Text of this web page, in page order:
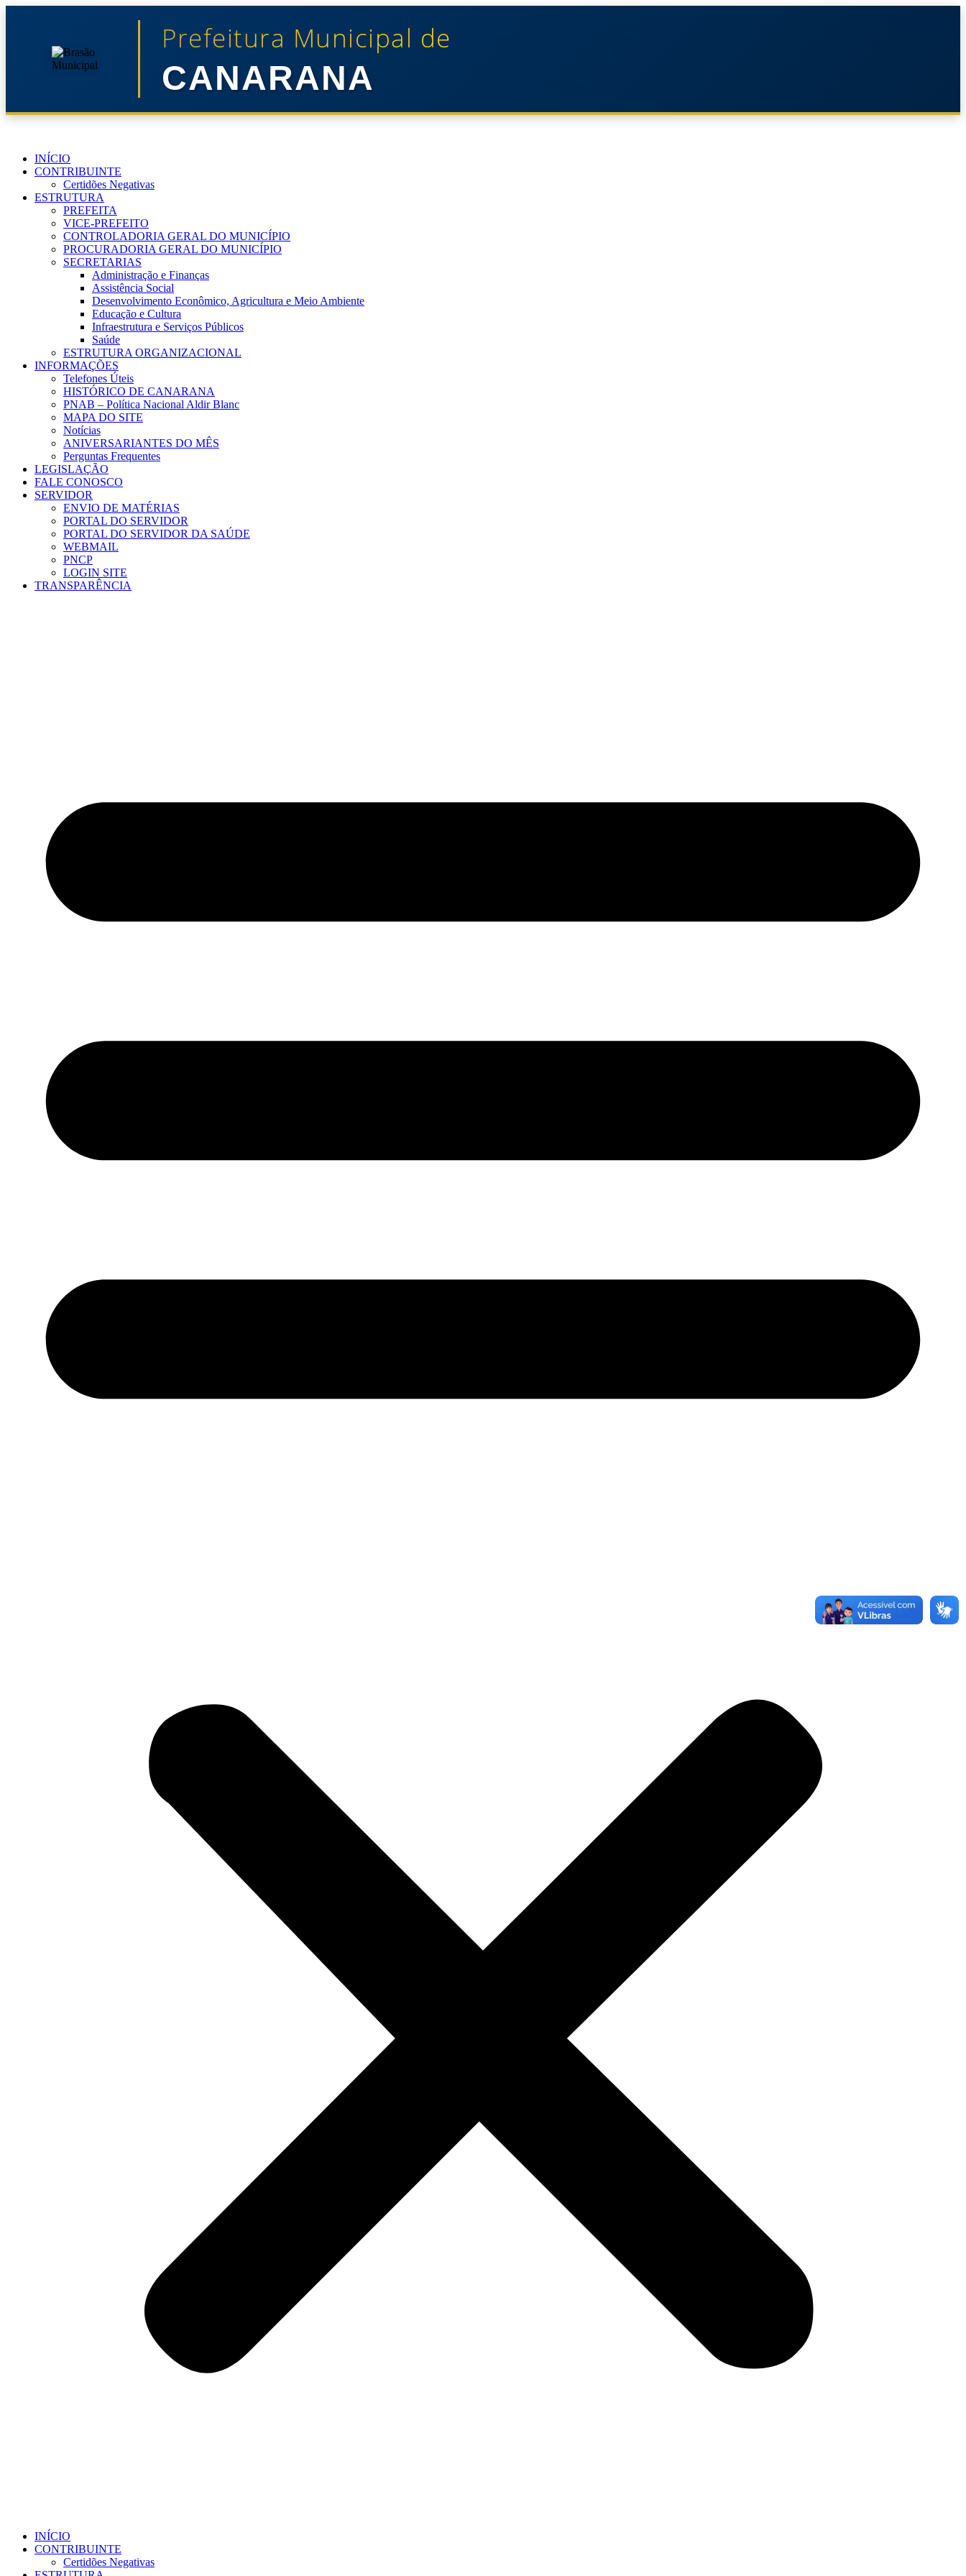
Prefeitura Municipal de
CANARANA
INÍCIO
CONTRIBUINTE
Certidões Negativas
ESTRUTURA
PREFEITA
VICE-PREFEITO
CONTROLADORIA GERAL DO MUNICÍPIO
PROCURADORIA GERAL DO MUNICÍPIO
SECRETARIAS
Administração e Finanças
Assistência Social
Desenvolvimento Econômico, Agricultura e Meio Ambiente
Educação e Cultura
Infraestrutura e Serviços Públicos
Saúde
ESTRUTURA ORGANIZACIONAL
INFORMAÇÕES
Telefones Úteis
HISTÓRICO DE CANARANA
PNAB – Política Nacional Aldir Blanc
MAPA DO SITE
Notícias
ANIVERSARIANTES DO MÊS
Perguntas Frequentes
LEGISLAÇÃO
FALE CONOSCO
SERVIDOR
ENVIO DE MATÉRIAS
PORTAL DO SERVIDOR
PORTAL DO SERVIDOR DA SAÚDE
WEBMAIL
PNCP
LOGIN SITE
TRANSPARÊNCIA
INÍCIO
CONTRIBUINTE
Certidões Negativas